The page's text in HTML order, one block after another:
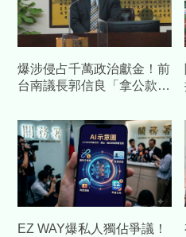
爆涉侵占千萬政治獻金！前
台南議長郭信良「拿公款補
刑
EZ WAY爆私人獨佔爭議！